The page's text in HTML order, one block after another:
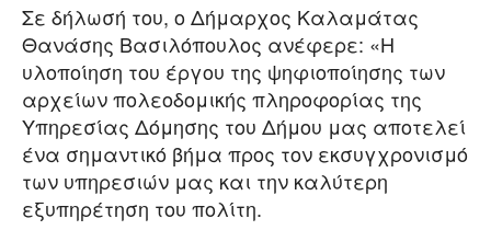
Σε δήλωσή του, ο Δήμαρχος Καλαμάτας
Θανάσης Βασιλόπουλος ανέφερε: «Η
υλοποίηση του έργου της ψηφιοποίησης των
αρχείων πολεοδομικής πληροφορίας της
Υπηρεσίας Δόμησης του Δήμου μας αποτελεί
ένα σημαντικό βήμα προς τον εκσυγχρονισμό
των υπηρεσιών μας και την καλύτερη
εξυπηρέτηση του πολίτη.